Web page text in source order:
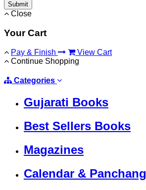
Submit
Close
Your Cart
Pay & Finish
View Cart
Continue Shopping
Categories
Gujarati Books
Best Sellers Books
Magazines
Calendar & Panchang